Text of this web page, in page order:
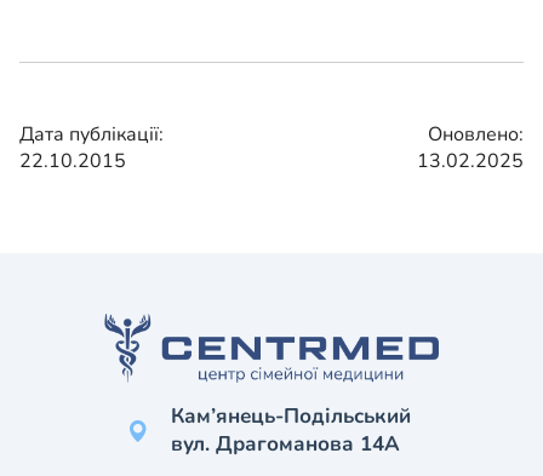
Дата публікації:
22.10.2015
Оновлено:
13.02.2025
Кам’янець-Подільський
вул. Драгоманова 14А